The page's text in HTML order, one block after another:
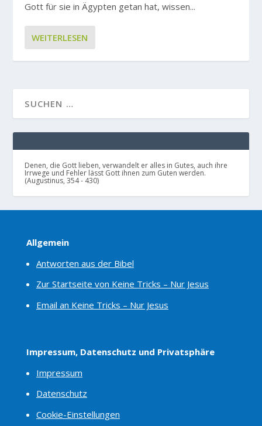
Gott für sie in Ägypten getan hat, wissen...
WEITERLESEN
Denen, die Gott lieben, verwandelt er alles in Gutes, auch ihre
Irrwege und Fehler lässt Gott ihnen zum Guten werden.
(Augustinus, 354 - 430)
Allgemein
Antworten aus der Bibel
Zur Startseite von Keine Tricks – Nur Jesus
Email an Keine Tricks – Nur Jesus
Impressum, Datenschutz und Privatsphäre
Impressum
Datenschutz
Cookie-Einstellungen